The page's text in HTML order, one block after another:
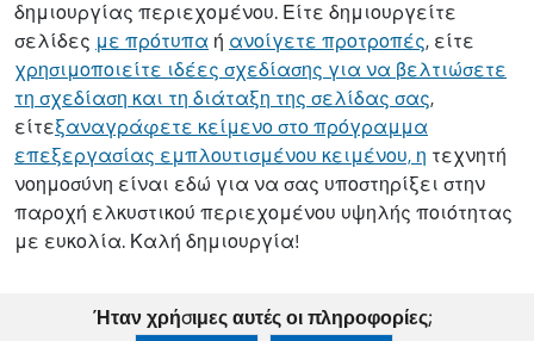
δημιουργίας περιεχομένου. Είτε δημιουργείτε
σελίδες με πρότυπα ή ανοίγετε προτροπές, είτε
χρησιμοποιείτε ιδέες σχεδίασης για να βελτιώσετε
τη σχεδίαση και τη διάταξη της σελίδας σας,
είτεξαναγράφετε κείμενο στο πρόγραμμα
επεξεργασίας εμπλουτισμένου κειμένου, η τεχνητή
νοημοσύνη είναι εδώ για να σας υποστηρίξει στην
παροχή ελκυστικού περιεχομένου υψηλής ποιότητας
με ευκολία. Καλή δημιουργία!
Ήταν χρήσιμες αυτές οι πληροφορίες;